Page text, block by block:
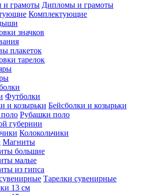
Дипломы и грамоты
Комплектующие
значков
плакеток
тарелок
Футболки
Бейсболки и козырьки
Рубашки поло
губернии
Колокольчики
Магниты
большие
малые
из гипса
Тарелки сувенирные
13 см